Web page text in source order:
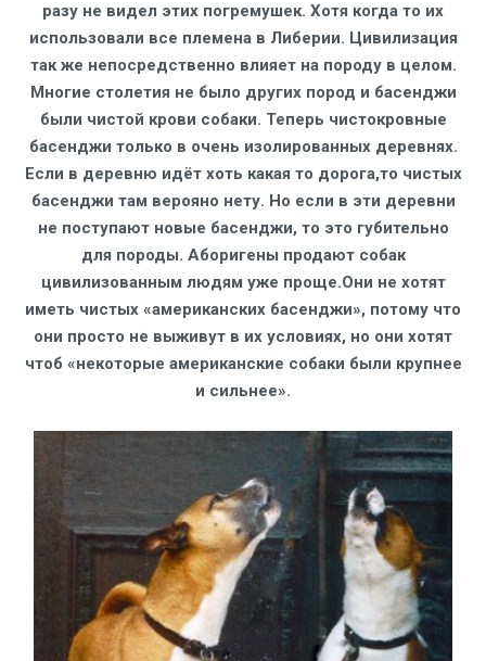
разу не видел этих погремушек. Хотя когда то их
использовали все племена в Либерии. Цивилизация
так же непосредственно влияет на породу в целом.
Многие столетия не было других пород и басенджи
были чистой крови собаки. Теперь чистокровные
басенджи только в очень изолированных деревнях.
Если в деревню идёт хоть какая то дорога,то чистых
басенджи там верояно нету. Но если в эти деревни
не поступают новые басенджи, то это губительно
для породы. Аборигены продают собак
цивилизованным людям уже проще.Они не хотят
иметь чистых «американских басенджи», потому что
они просто не выживут в их условиях, но они хотят
чтоб «некоторые американские собаки были крупнее
и сильнее».